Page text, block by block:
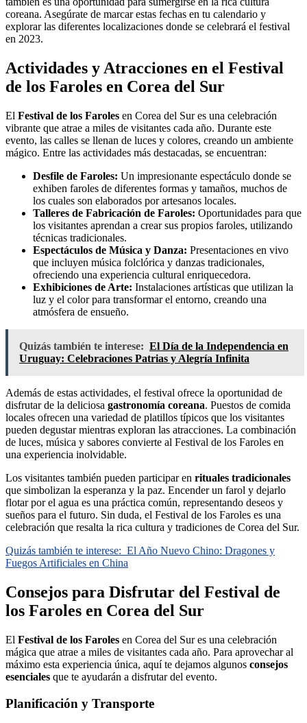
coreana. Asegúrate de marcar estas fechas en tu calendario y
explorar las diferentes localizaciones donde se celebrará el festival
en 2023.
Actividades y Atracciones en el Festival
de los Faroles en Corea del Sur
El Festival de los Faroles en Corea del Sur es una celebración
vibrante que atrae a miles de visitantes cada año. Durante este
evento, las calles se llenan de luces y colores, creando un ambiente
mágico. Entre las actividades más destacadas, se encuentran:
Desfile de Faroles: Un impresionante espectáculo donde se
exhiben faroles de diferentes formas y tamaños, muchos de
los cuales son elaborados por artesanos locales.
Talleres de Fabricación de Faroles: Oportunidades para que
los visitantes aprendan a crear sus propios faroles, utilizando
técnicas tradicionales.
Espectáculos de Música y Danza: Presentaciones en vivo
que incluyen música folclórica y danzas tradicionales,
ofreciendo una experiencia cultural enriquecedora.
Exhibiciones de Arte: Instalaciones artísticas que utilizan la
luz y el color para transformar el entorno, creando una
atmósfera de ensueño.
Quizás también te interese: El Día de la Independencia en
Uruguay: Celebraciones Patrias y Alegría Infinita
Además de estas actividades, el festival ofrece la oportunidad de
disfrutar de la deliciosa gastronomía coreana. Puestos de comida
locales ofrecen una variedad de platillos típicos que los visitantes
pueden degustar mientras exploran las atracciones. La combinación
de luces, música y sabores convierte al Festival de los Faroles en
una experiencia inolvidable.
Los visitantes también pueden participar en rituales tradicionales
que simbolizan la esperanza y la paz. Encender un farol y dejarlo
flotar por el agua es una práctica común, representando deseos y
sueños para el futuro. Sin duda, el Festival de los Faroles es una
celebración que resalta la rica cultura y tradiciones de Corea del Sur.
Quizás también te interese: El Año Nuevo Chino: Dragones y
Fuegos Artificiales en China
Consejos para Disfrutar del Festival de
los Faroles en Corea del Sur
El Festival de los Faroles en Corea del Sur es una celebración
mágica que atrae a miles de visitantes cada año. Para aprovechar al
máximo esta experiencia única, aquí te dejamos algunos consejos
esenciales que te ayudarán a disfrutar del evento.
Planificación y Transporte